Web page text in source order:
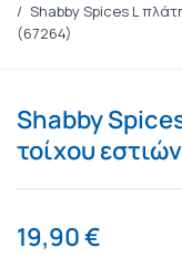
/ Shabby Spices L
(67264)
Shabby
τοίχου
19,90€